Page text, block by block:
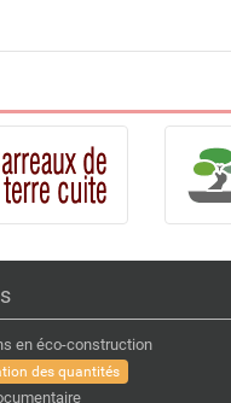
en éco-construction
des quantités